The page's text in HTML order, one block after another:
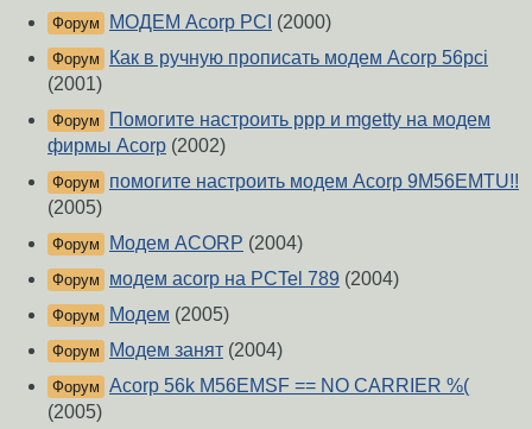
Форум МОДЕМ Acorp PCI (2000)
Форум
Как в ручную прописать модем Acorp 56pci
(2001)
Форум
Помогите настроить ppp и mgetty на модем
фирмы Acorp (2002)
Форум
помогите настроить модем Acorp 9M56EMTU!!
(2005)
Форум Модем ACORP (2004)
Форум модем acorp на PCTel 789 (2004)
Форум Модем (2005)
Форум Модем занят (2004)
Форум Acorp 56k M56EMSF == NO CARRIER %(
(2005)